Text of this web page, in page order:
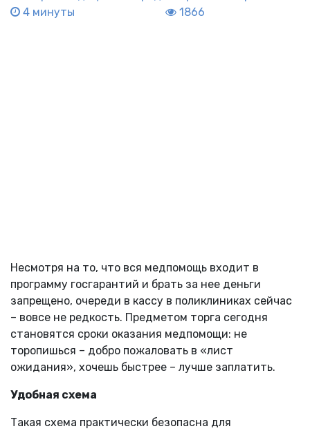
4 минуты
1866
Несмотря на то, что вся медпомощь входит в
программу госгарантий и брать за нее деньги
запрещено, очереди в кассу в поликлиниках сейчас
– вовсе не редкость. Предметом торга сегодня
становятся сроки оказания медпомощи: не
торопишься – добро пожаловать в «лист
ожидания», хочешь быстрее – лучше заплатить.
Удобная схема
Такая схема практически безопасна для